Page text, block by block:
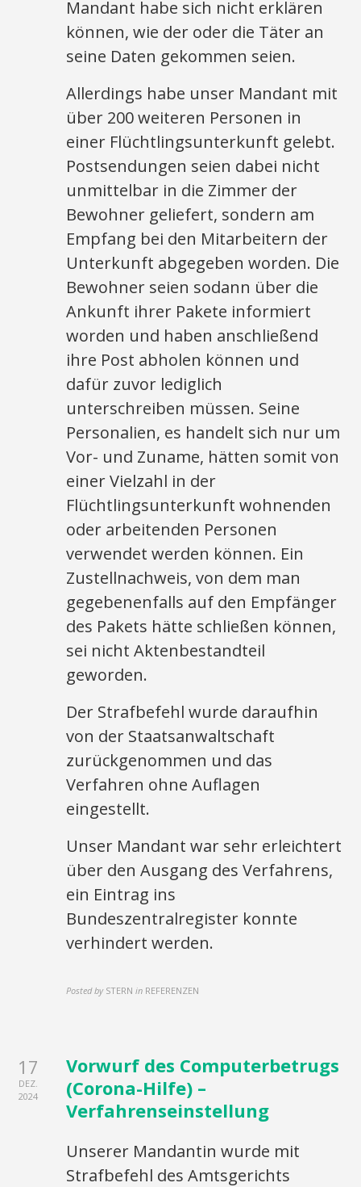
Mandant habe sich nicht erklären
können, wie der oder die Täter an
seine Daten gekommen seien.
Allerdings habe unser Mandant mit
über 200 weiteren Personen in
einer Flüchtlingsunterkunft gelebt.
Postsendungen seien dabei nicht
unmittelbar in die Zimmer der
Bewohner geliefert, sondern am
Empfang bei den Mitarbeitern der
Unterkunft abgegeben worden. Die
Bewohner seien sodann über die
Ankunft ihrer Pakete informiert
worden und haben anschließend
ihre Post abholen können und
dafür zuvor lediglich
unterschreiben müssen. Seine
Personalien, es handelt sich nur um
Vor- und Zuname, hätten somit von
einer Vielzahl in der
Flüchtlingsunterkunft wohnenden
oder arbeitenden Personen
verwendet werden können. Ein
Zustellnachweis, von dem man
gegebenenfalls auf den Empfänger
des Pakets hätte schließen können,
sei nicht Aktenbestandteil
geworden.
Der Strafbefehl wurde daraufhin
von der Staatsanwaltschaft
zurückgenommen und das
Verfahren ohne Auflagen
eingestellt.
Unser Mandant war sehr erleichtert
über den Ausgang des Verfahrens,
ein Eintrag ins
Bundeszentralregister konnte
verhindert werden.
Posted by STERN in REFERENZEN
17
DEZ.
2024
Vorwurf des Computerbetrugs
(Corona-Hilfe) –
Verfahrenseinstellung
Unserer Mandantin wurde mit
Strafbefehl des Amtsgerichts